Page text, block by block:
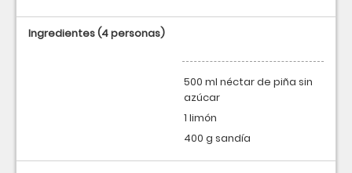
Ingredientes(4 personas)
500 ml néctar de piña sin
azúcar
1 limón
400 g sandía